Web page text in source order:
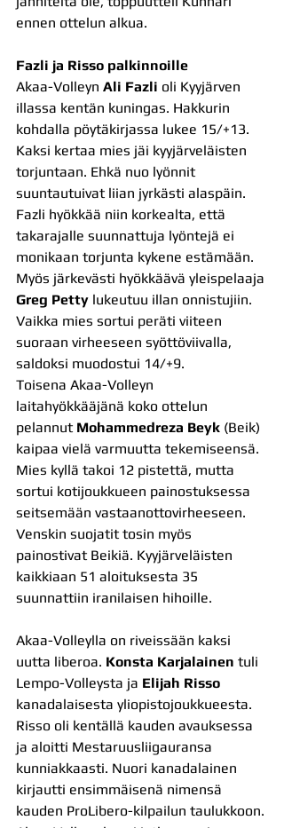
ennen ottelun alkua.
Fazli ja Risso palkinnoille
Akaa-Volleyn Ali Fazli oli Kyyjärven
illassa kentän kuningas. Hakkurin
kohdalla pöytäkirjassa lukee 15/+13.
Kaksi kertaa mies jäi kyyjärveläisten
torjuntaan. Ehkä nuo lyönnit
suuntautuivat liian jyrkästi alaspäin.
Fazli hyökkää niin korkealta, että
takarajalle suunnattuja lyöntejä ei
monikaan torjunta kykene estämään.
Myös järkevästi hyökkäävä yleispelaaja
Greg Petty lukeutuu illan onnistujiin.
Vaikka mies sortui peräti viiteen
suoraan virheeseen syöttöviivalla,
saldoksi muodostui 14/+9.
Toisena Akaa-Volleyn
laitahyökkääjänä koko ottelun
pelannut Mohammedreza Beyk (Beik)
kaipaa vielä varmuutta tekemiseensä.
Mies kyllä takoi 12 pistettä, mutta
sortui kotijoukkueen painostuksessa
seitsemään vastaanottovirheeseen.
Venskin suojatit tosin myös
painostivat Beikiä. Kyyjärveläisten
kaikkiaan 51 aloituksesta 35
suunnattiin iranilaisen hihoille.
Akaa-Volleylla on riveissään kaksi
uutta liberoa. Konsta Karjalainen tuli
Lempo-Volleysta ja Elijah Risso
kanadalaisesta yliopistojoukkueesta.
Risso oli kentällä kauden avauksessa
ja aloitti Mestaruusliigauransa
kunniakkaasti. Nuori kanadalainen
kirjautti ensimmäisenä nimensä
kauden ProLibero-kilpailun taulukkoon.